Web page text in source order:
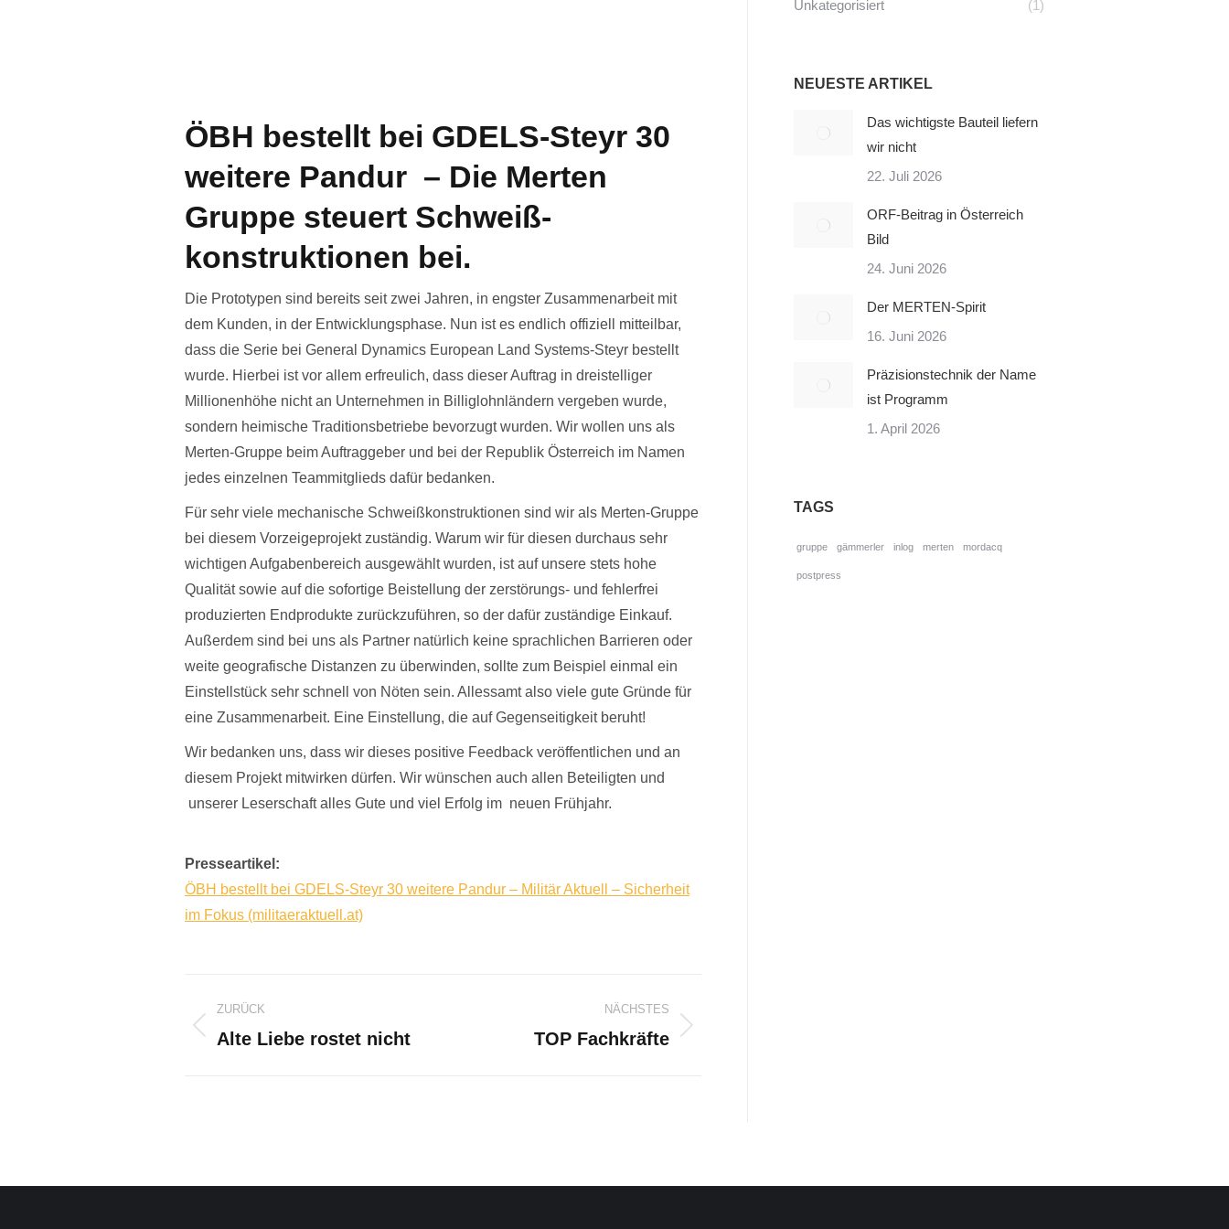
ÖBH bestellt bei GDELS-Steyr 30
weitere Pandur – Die Merten
Gruppe steuert Schweiß-
konstruktionen bei.
Die Prototypen sind bereits seit zwei Jahren, in engster Zusammenarbeit mit
dem Kunden, in der Entwicklungsphase. Nun ist es endlich offiziell mitteilbar,
dass die Serie bei General Dynamics European Land Systems-Steyr bestellt
wurde. Hierbei ist vor allem erfreulich, dass dieser Auftrag in dreistelliger
Millionenhöhe nicht an Unternehmen in Billiglohnländern vergeben wurde,
sondern heimische Traditionsbetriebe bevorzugt wurden. Wir wollen uns als
Merten-Gruppe beim Auftraggeber und bei der Republik Österreich im Namen
jedes einzelnen Teammitglieds dafür bedanken.
Für sehr viele mechanische Schweißkonstruktionen sind wir als Merten-Gruppe
bei diesem Vorzeigeprojekt zuständig. Warum wir für diesen durchaus sehr
wichtigen Aufgabenbereich ausgewählt wurden, ist auf unsere stets hohe
Qualität sowie auf die sofortige Beistellung der zerstörungs- und fehlerfrei
produzierten Endprodukte zurückzuführen, so der dafür zuständige Einkauf.
Außerdem sind bei uns als Partner natürlich keine sprachlichen Barrieren oder
weite geografische Distanzen zu überwinden, sollte zum Beispiel einmal ein
Einstellstück sehr schnell von Nöten sein. Allessamt also viele gute Gründe für
eine Zusammenarbeit. Eine Einstellung, die auf Gegenseitigkeit beruht!
Wir bedanken uns, dass wir dieses positive Feedback veröffentlichen und an
diesem Projekt mitwirken dürfen. Wir wünschen auch allen Beteiligten und
unserer Leserschaft alles Gute und viel Erfolg im neuen Frühjahr.
Presseartikel:
ÖBH bestellt bei GDELS-Steyr 30 weitere Pandur – Militär Aktuell – Sicherheit
im Fokus (militaeraktuell.at)
Kommentarnavigation
ZURÜCK
Vorheriger
Alte Liebe rostet nicht
NÄCHSTES
TOP Fachkräfte
Unkategorisiert
(1)
NEUESTE ARTIKEL
Das wichtigste Bauteil liefern
wir nicht
22. Juli 2026
ORF-Beitrag in Österreich
Bild
24. Juni 2026
Der MERTEN-Spirit
16. Juni 2026
Präzisionstechnik der Name
ist Programm
1. April 2026
TAGS
gruppe gämmerler inlog merten mordacq
postpress